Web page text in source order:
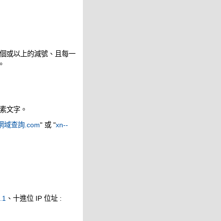
或以上的減號、且每一
文字。
域查詢.com" 或 "xn--
、十進位 IP 位址 :